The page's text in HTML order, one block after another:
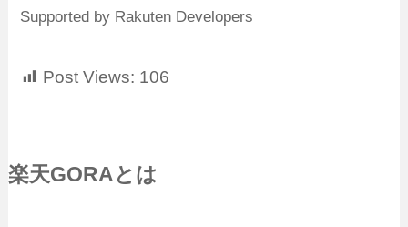
Supported by Rakuten Developers
Post Views: 106
楽天GORAとは